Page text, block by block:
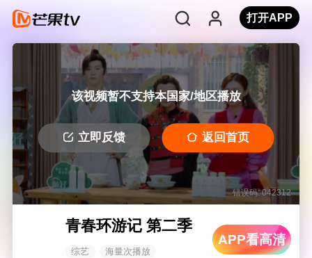
打开APP
该视频暂不支持本国家/地区播放
立即反馈 返回首页
错误码: 042312
青春环游记 第二季
综艺 海量次播放
APP看高清